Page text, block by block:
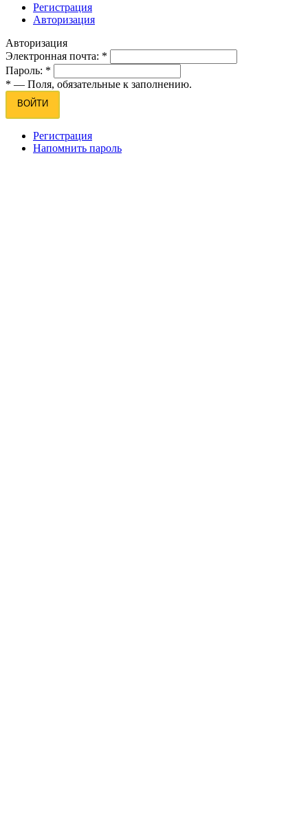
Регистрация
Авторизация
Авторизация
Электронная почта: *
Пароль: *
* — Поля, обязательные к заполнению.
ВОЙТИ
Регистрация
Напомнить пароль